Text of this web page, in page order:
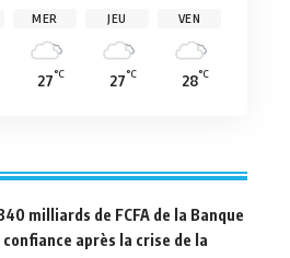
MER
27°C
JEU
27°C
VEN
28°C
milliards de FCFA de la Banque
après la crise de la